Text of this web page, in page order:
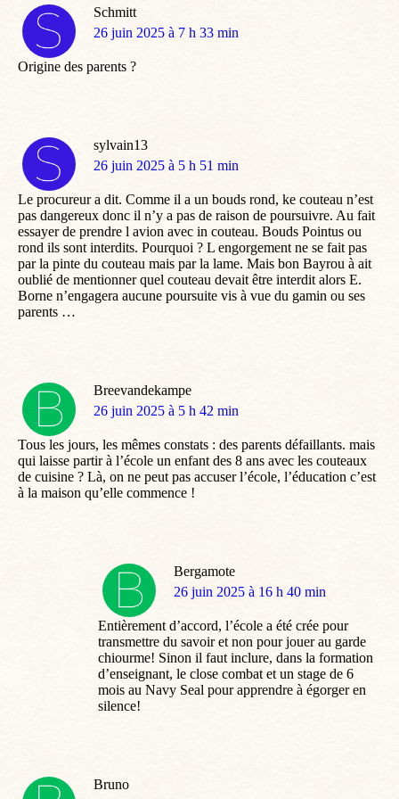
Schmitt
dit
26 juin 2025 à 7 h 33 min
Origine des parents ?
sylvain13
dit
26 juin 2025 à 5 h 51 min
Le procureur a dit. Comme il a un bouds rond, ke couteau n’est
pas dangereux donc il n’y a pas de raison de poursuivre. Au fait
essayer de prendre l avion avec in couteau. Bouds Pointus ou
rond ils sont interdits. Pourquoi ? L engorgement ne se fait pas
par la pinte du couteau mais par la lame. Mais bon Bayrou à ait
oublié de mentionner quel couteau devait être interdit alors E.
Borne n’engagera aucune poursuite vis à vue du gamin ou ses
parents …
Breevandekampe
dit
26 juin 2025 à 5 h 42 min
Tous les jours, les mêmes constats : des parents défaillants. mais
qui laisse partir à l’école un enfant des 8 ans avec les couteaux
de cuisine ? Là, on ne peut pas accuser l’école, l’éducation c’est
à la maison qu’elle commence !
Bergamote
dit
26 juin 2025 à 16 h 40 min
Entièrement d’accord, l’école a été crée pour
transmettre du savoir et non pour jouer au garde
chiourme! Sinon il faut inclure, dans la formation
d’enseignant, le close combat et un stage de 6
mois au Navy Seal pour apprendre à égorger en
silence!
Bruno